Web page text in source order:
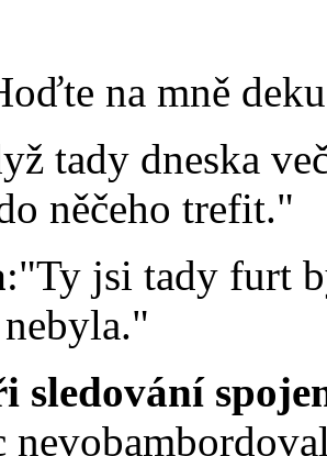
na mně
tady dneska
něčeho trefit."
:"Ty jsi tady furt
sledování